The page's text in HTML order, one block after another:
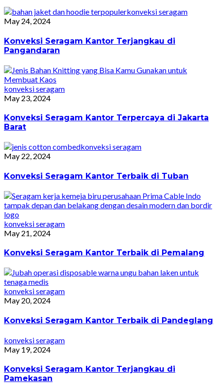
konveksi seragam
May 24, 2024
Konveksi Seragam Kantor Terjangkau di
Pangandaran
konveksi seragam
May 23, 2024
Konveksi Seragam Kantor Terpercaya di Jakarta
Barat
konveksi seragam
May 22, 2024
Konveksi Seragam Kantor Terbaik di Tuban
konveksi seragam
May 21, 2024
Konveksi Seragam Kantor Terbaik di Pemalang
konveksi seragam
May 20, 2024
Konveksi Seragam Kantor Terbaik di Pandeglang
konveksi seragam
May 19, 2024
Konveksi Seragam Kantor Terjangkau di
Pamekasan